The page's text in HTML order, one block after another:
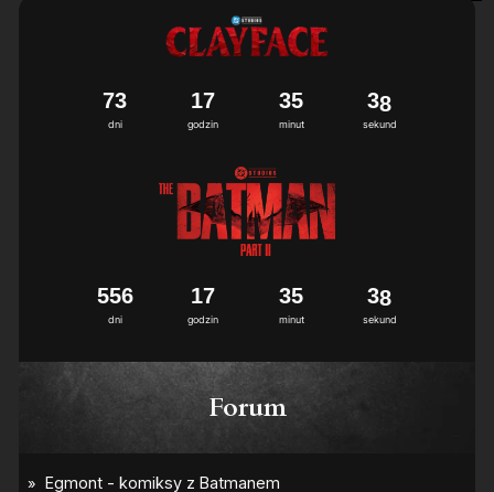
dni
73
godzin
17
minut
35
sekund
37
8
dni
556
godzin
17
minut
35
sekund
37
8
Forum